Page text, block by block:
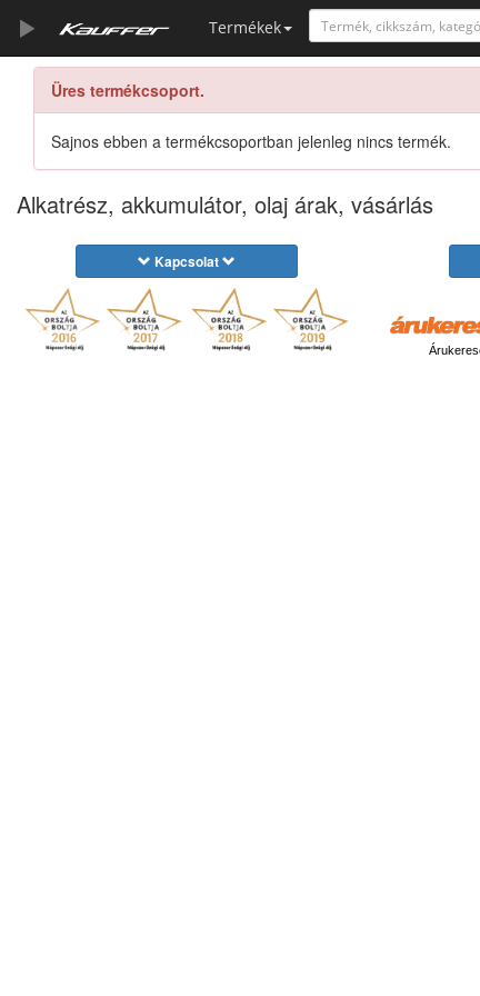
Termékek
Szerszámkatalógus
Kosár
Alkatrészek
Üres termékcsoport.
Sajnos ebben a termékcsoportban jelenleg nincs termék.
Alkatrész, akkumulátor, olaj árak, vásárlás
Kapcsolat